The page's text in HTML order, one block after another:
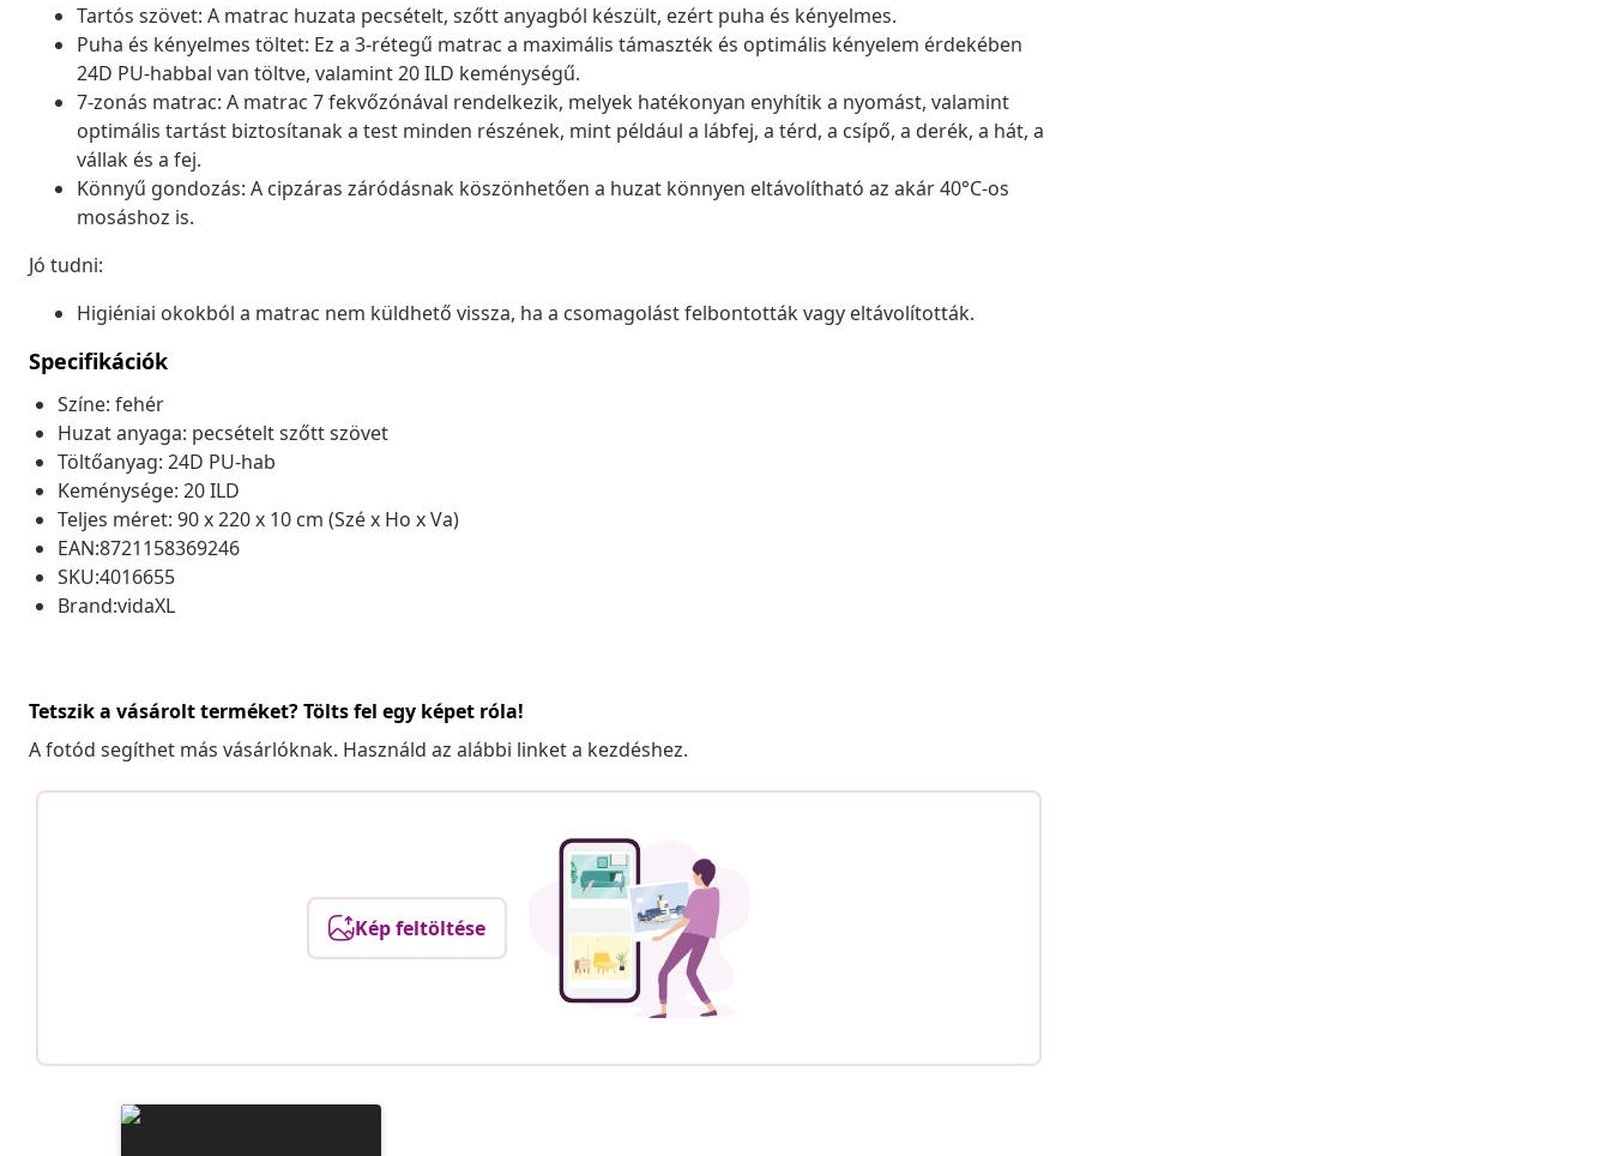
Tartós szövet: A matrac huzata pecsételt, szőtt anyagból készült, ezért puha és kényelmes.
Puha és kényelmes töltet: Ez a 3-rétegű matrac a maximális támaszték és optimális kényelem érdekében
24D PU-habbal van töltve, valamint 20 ILD keménységű.
7-zonás matrac: A matrac 7 fekvőzónával rendelkezik, melyek hatékonyan enyhítik a nyomást, valamint
optimális tartást biztosítanak a test minden részének, mint például a lábfej, a térd, a csípő, a derék, a hát, a
vállak és a fej.
Könnyű gondozás: A cipzáras záródásnak köszönhetően a huzat könnyen eltávolítható az akár 40°C-os
mosáshoz is.
Jó tudni:
Higiéniai okokból a matrac nem küldhető vissza, ha a csomagolást felbontották vagy eltávolították.
Specifikációk
Színe: fehér
Huzat anyaga: pecsételt szőtt szövet
Töltőanyag: 24D PU-hab
Keménysége: 20 ILD
Teljes méret: 90 x 220 x 10 cm (Szé x Ho x Va)
EAN:8721158369246
SKU:4016655
Brand:vidaXL
Tetszik a vásárolt terméket? Tölts fel egy képet róla!
A fotód segíthet más vásárlóknak. Használd az alábbi linket a kezdéshez.
Kép feltöltése